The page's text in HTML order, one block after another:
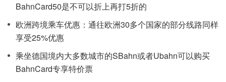
BahnCard50是不可以折上再打5折的
欧洲跨境乘车优惠：通往欧洲30多个国家的部分线路同样
享受25%优惠
乘坐德国境内大多数城市的SBahn或者Ubahn可以购买
BahnCard专享特价票